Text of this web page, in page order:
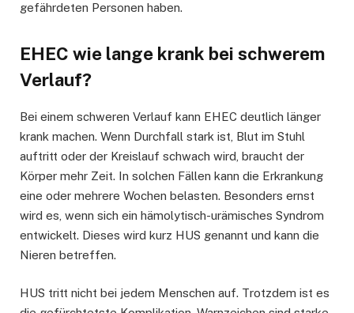
gefährdeten Personen haben.
EHEC wie lange krank bei schwerem
Verlauf?
Bei einem schweren Verlauf kann EHEC deutlich länger
krank machen. Wenn Durchfall stark ist, Blut im Stuhl
auftritt oder der Kreislauf schwach wird, braucht der
Körper mehr Zeit. In solchen Fällen kann die Erkrankung
eine oder mehrere Wochen belasten. Besonders ernst
wird es, wenn sich ein hämolytisch-urämisches Syndrom
entwickelt. Dieses wird kurz HUS genannt und kann die
Nieren betreffen.
HUS tritt nicht bei jedem Menschen auf. Trotzdem ist es